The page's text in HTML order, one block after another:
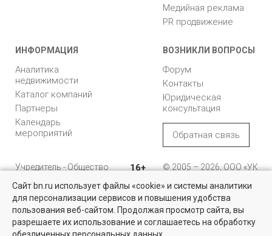
Найти квартиру - это просто!
Выбирайте среди 14 тысяч проверенных вариантов на вторичом
рынке жилья на портале BN.ru
Медийная реклама
PR продвижение
ИНФОРМАЦИЯ
Аналитика
недвижимости
Каталог компаний
Партнеры
Календарь
мероприятий
ВОЗНИКЛИ ВОПРОСЫ
Форум
Контакты
Юридическая
консультация
Обратная связь
Учредитель - Общество
ответственностью
"Управляющая
компания "Бюллетень
недвижимости"
16+
© 2005 – 2026, ООО «УК
196105, Санкт-
Петербург, пр. Юрия
Гагарина, 1
Сайт bn.ru использует файлы «cookie» и системы аналитики
для персонализации сервисов и повышения удобства
пользования веб-сайтом. Продолжая просмотр сайта, вы
разрешаете их использование и соглашаетесь на обработку